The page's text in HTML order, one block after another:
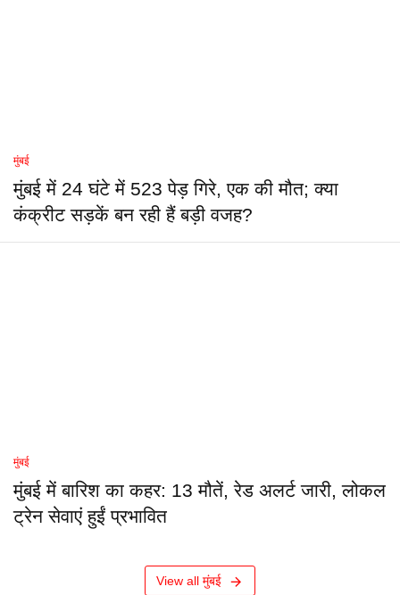
मुंबई
मुंबई में 24 घंटे में 523 पेड़ गिरे, एक की मौत; क्या
कंक्रीट सड़कें बन रही हैं बड़ी वजह?
मुंबई
मुंबई में बारिश का कहर: 13 मौतें, रेड अलर्ट जारी, लोकल
ट्रेन सेवाएं हुईं प्रभावित
View all मुंबई